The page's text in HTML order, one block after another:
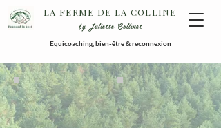
LA FERME DE LA COLLINE
by Juliette Collinet
Equicoaching, bien-être & reconnexion